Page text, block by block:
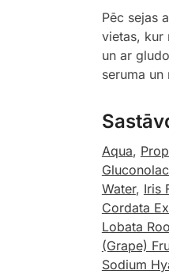
Pēc sejas
vietas, kur
un ar
seruma un
Aqua,
Water, Iris
Cordata
Lobata
(Grape)
Sodium